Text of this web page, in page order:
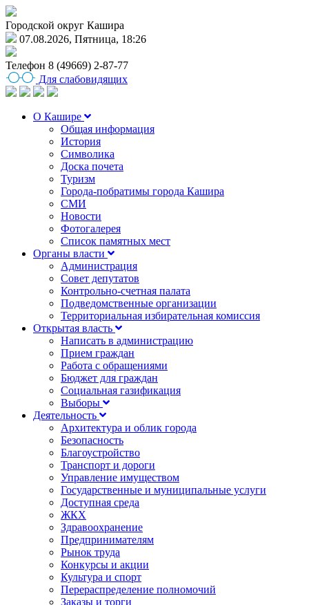
Городской округ Кашира
07.08.2026, Пятница, 18:26
Телефон 8 (49669) 2-87-77
Для слабовидящих
О Кашире
Общая информация
История
Символика
Доска почета
Туризм
Города-побратимы города Кашира
СМИ
Новости
Фотогалерея
Список памятных мест
Органы власти
Администрация
Совет депутатов
Контрольно-счетная палата
Подведомственные организации
Территориальная избирательная комиссия
Открытая власть
Написать в администрацию
Прием граждан
Работа с обращениями
Бюджет для граждан
Социальная газификация
Выборы
Деятельность
Архитектура и облик города
Безопасность
Благоустройство
Транспорт и дороги
Управление имуществом
Государственные и муниципальные услуги
Доступная среда
ЖКХ
Здравоохранение
Предпринимателям
Рынок труда
Конкурсы и акции
Культура и спорт
Перераспределение полномочий
Заказы и торги